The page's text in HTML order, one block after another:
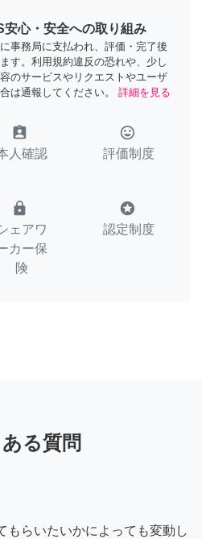
安心・安全への取り組み
事務局に支払われ、評価・完了後
す。利用規約違反の恐れや、少し
のサービスやリクエストやユーザ
は通報してください。
詳細を見る
assignment_ind
人確認
tag_faces
評価制度
lock
ェアワ
カー保
険
stars
認定制度
る質問
もらいたいかによっても変動し